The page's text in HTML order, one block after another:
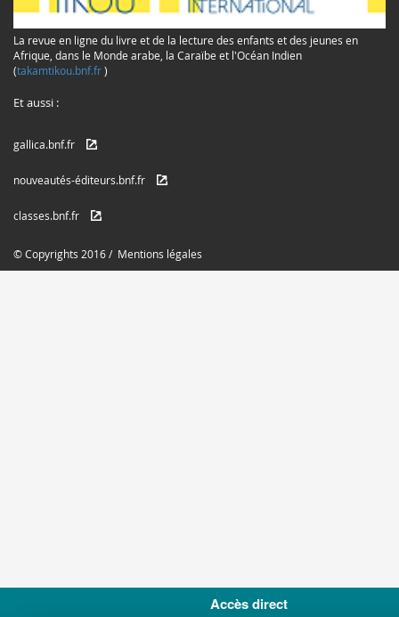
La revue en ligne du livre et de la lecture des enfants et des jeunes en
Afrique, dans le Monde arabe, la Caraïbe et l'Océan Indien
(takamtikou.bnf.fr)
Et aussi :
gallica.bnf.fr
nouveautés-éditeurs.bnf.fr
classes.bnf.fr
© Copyrights 2016 / Mentions légales
Accès direct